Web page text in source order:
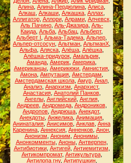
Алина Алина-Пердюлина Алиса
Алкаш Алкаши Алкашка Аллах
Аллигатор, Аллори, Алрами, Алчевск,
Аль Пачино, Аль-Джазира, Аль-
Каида Альба Альбац Альберт,
Альберт I Альма-Тадема Альпер
Альпер-отсосун Альтман АльтманХ
Альфа Аляска Алёша Алёшка
Алёшка-придурок, Амальрик,
Аманда Америк Америка
Американцы Америкюки Амнистия
Амона Ампутация Амстердам
Амстердамская школа, Амур, Анал,
Анализ Анархизм Анархист,
Анастасия, Анатолий Панков,
Ангелы, Английский, Англия,
Андреев, Андромеда, Андроников,
Андропов Андрюша Анекдот,
Анекдоты Анжелика Анимация
Анинаталия Анисимов Анклав Анна
Каренина Аннексия Анненков Анон
Анонизм Аноним Анонимы,
Анонкомменты, Аноны, Антверпен,
Антибиотики, Антигей, Антиемитизм
Антикомпромат, Антикультура,
Антилопа гну, Антипушкин,